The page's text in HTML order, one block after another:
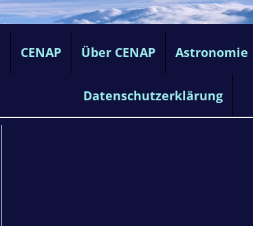
CENAP Über CENAP Astronomie
Datenschutzerklärung